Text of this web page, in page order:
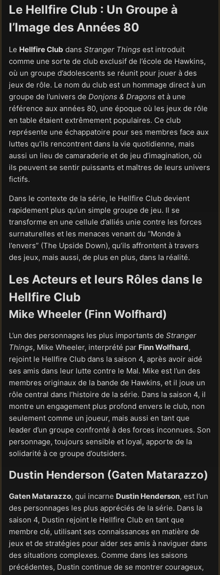
Le Hellfire Club : Un Groupe à
l’Image des Années 80
Le Hellfire Club dans Stranger Things est introduit
comme une sorte de club exclusif de l’école de Hawkins,
où un groupe d’adolescents se réunit pour jouer à des
jeux de rôle. Le nom du club est un hommage direct à un
groupe de l’univers de Donjons & Dragons et à une
référence aux années 80, une époque où les jeux de rôle
en table étaient extrêmement populaires. Ce club
représente une échappatoire pour ses membres face aux
luttes qu’ils rencontrent dans la vie quotidienne, mais
aussi un lieu de camaraderie et de jeu d’imagination, où
ils peuvent se sentir puissants et maîtres de leurs univers
fictifs.
Dans le contexte de la série, le Hellfire Club devient
rapidement plus qu’un simple groupe de jeu. Il se
transforme en une cellule d’alliés unie contre les forces
surnaturelles et les menaces venant du “Monde à
l’envers” (The Upside Down), qu’ils affrontent à travers
des jeux, mais aussi, de plus en plus, dans la réalité.
Les Acteurs et leurs Rôles dans le
Hellfire Club
Mike Wheeler (Finn Wolfhard)
L’un des personnages les plus importants de Stranger
Things, Mike Wheeler, interprété par Finn Wolfhard,
rejoint le Hellfire Club dans la saison 4, après avoir aidé
ses amis dans leur lutte contre le Mal. Mike est l’un des
membres originaux de la bande de Hawkins, et il joue un
rôle central dans l’histoire de la série. Dans la saison 4, il
montre un engagement plus profond envers le club, non
seulement comme un joueur, mais aussi en tant que
leader d’un groupe confronté à des forces inconnues. Son
personnage, toujours sensible et loyal, apporte de la
solidarité à ce groupe d’outsiders.
Dustin Henderson (Gaten Matarazzo)
Gaten Matarazzo, qui incarne Dustin Henderson, est l’un
des personnages les plus appréciés de la série. Dans la
saison 4, Dustin rejoint le Hellfire Club en tant que
membre clé, utilisant ses connaissances en matière de
jeux et de stratégies pour aider ses amis à naviguer dans
des situations complexes. Comme dans les saisons
précédentes, Dustin continue de se montrer courageux,